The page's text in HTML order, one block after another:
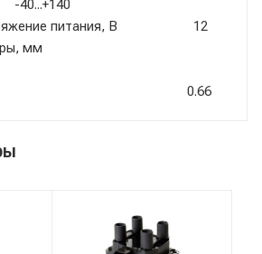
питания, В 12
размеры, мм
кг 0.66